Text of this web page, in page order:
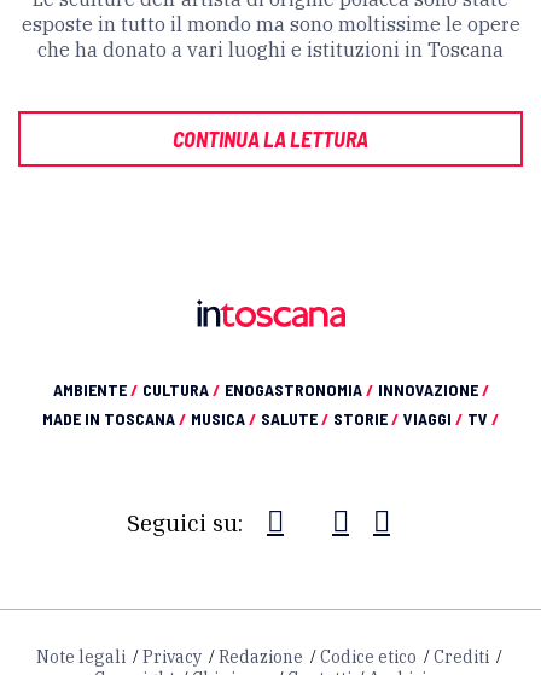
esposte in tutto il mondo ma sono moltissime le opere
che ha donato a vari luoghi e istituzioni in Toscana
CONTINUA LA LETTURA
AMBIENTE/ CULTURA/ ENOGASTRONOMIA/ INNOVAZIONE/
MADE IN TOSCANA/ MUSICA/ SALUTE/ STORIE/ VIAGGI / TV /
Seguici su:
Note legali Privacy Redazione Codice etico
Crediti